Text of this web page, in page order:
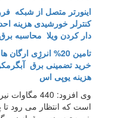
اینورتر متصل از شبکه
کنترلر خورشیدی هزینه
دار کردن ویلا محاسبه
تامین 20% انرژِی ارگان ها
خرید تضمینی برق
هزینه یوپی اس
وی افزود:
است که انتظار می رود تا